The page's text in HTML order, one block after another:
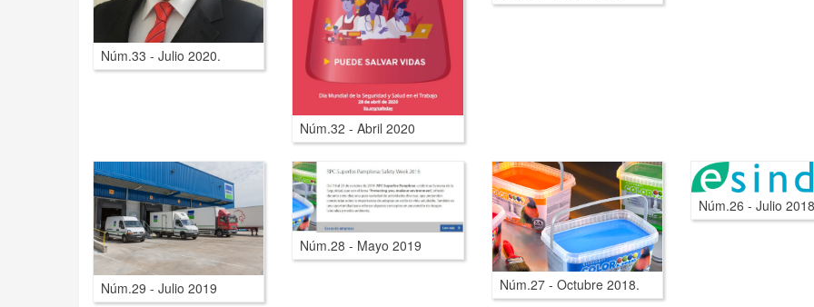
Núm.33 - Julio 2020.
Núm.32 - Abril 2020
Núm.29 - Julio 2019
Núm.28 - Mayo 2019
Núm.27 - Octubre 2018.
Núm.26 - Julio